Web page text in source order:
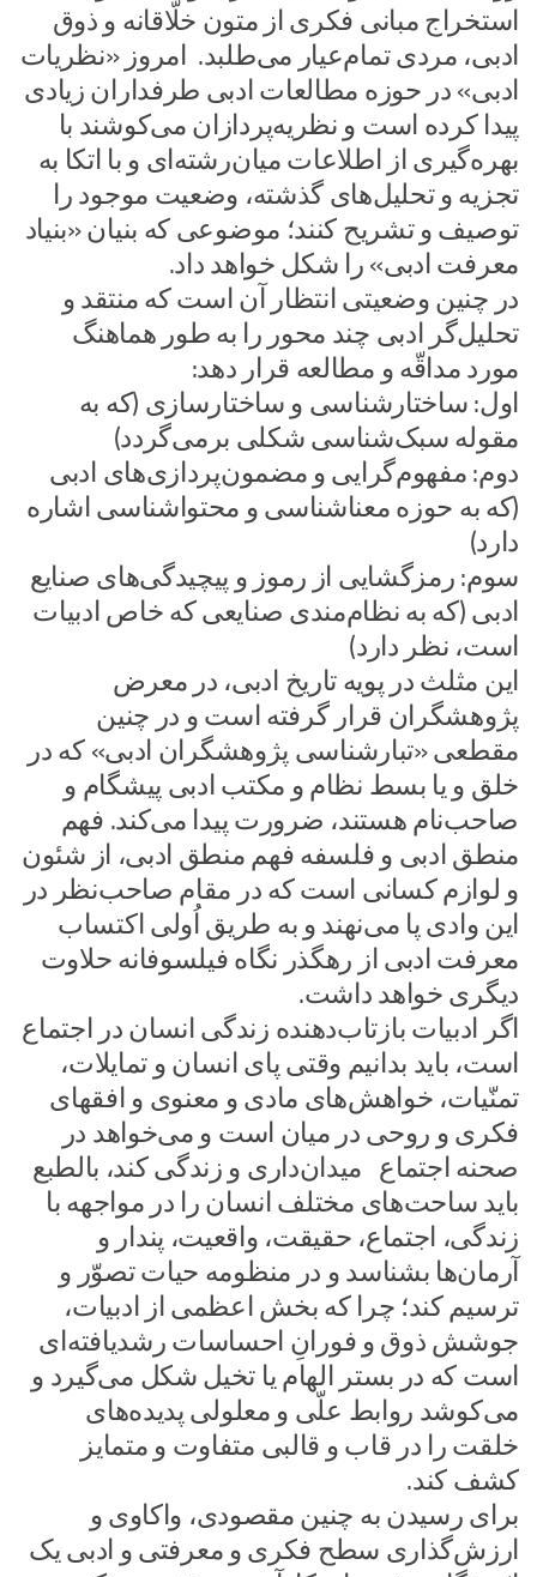
استخراج مبانی فکری از متون خلّاقانه و ذوق
ادبی، مردی تمام‌عیار می‌طلبد. امروز «نظریات
ادبی» در حوزه مطالعات ادبی طرفداران زیادی
پیدا کرده است و نظریه‌پردازان می‌کوشند با
بهره‌گیری از اطلاعات میان‌رشته‌ای و با اتکا به
تجزیه و تحلیل‌های گذشته، وضعیت موجود را
توصیف و تشریح کنند؛ موضوعی که بنیان «بنیاد
معرفت ادبی» را شکل خواهد داد.
در چنین وضعیتی انتظار آن است که منتقد و
تحلیل‌گر ادبی چند محور را به طور هماهنگ
مورد مداقّه و مطالعه قرار دهد:
اول: ساختارشناسی و ساختارسازی (که به
مقوله سبک‌شناسی شکلی برمی‌گردد)
دوم: مفهوم‌گرایی و مضمون‌پردازی‌های ادبی
(که به حوزه معناشناسی و محتواشناسی اشاره
دارد)
سوم: رمزگشایی از رموز و پیچیدگی‌های صنایع
ادبی (که به نظام‌مندی صنایعی که خاص ادبیات
است، نظر دارد)
این مثلث در پویه تاریخ ادبی، در معرض
پژوهشگران قرار گرفته است و در چنین
مقطعی «تبارشناسی پژوهشگران ادبی» که در
خلق و یا بسط نظام و مکتب ادبی پیشگام و
صاحب‌نام هستند، ضرورت پیدا می‌کند. فهم
منطق ادبی و فلسفه فهم منطق ادبی، از شئون
و لوازم کسانی است که در مقام صاحب‌نظر در
این وادی پا می‌نهند و به طریق اُولی اکتساب
معرفت ادبی از رهگذر نگاه فیلسوفانه حلاوت
دیگری خواهد داشت.
اگر ادبیات بازتاب‌دهنده زندگی انسان در اجتماع
است، باید بدانیم وقتی پای انسان و تمایلات،
تمنّیات، خواهش‌های مادی و معنوی و افقهای
فکری و روحی در میان است و می‌خواهد در
صحنه اجتماع میدان‌داری و زندگی کند، بالطبع
باید ساحت‌های مختلف انسان را در مواجهه با
زندگی، اجتماع، حقیقت، واقعیت، پندار و
آرمان‌ها بشناسد و در منظومه حیات تصوّر و
ترسیم کند؛ چرا که بخش اعظمی از ادبیات،
جوشش ذوق و فورانِ احساسات رشدیافته‌ای
است که در بستر الهام یا تخیل شکل می‌گیرد و
می‌کوشد روابط علّی و معلولی پدیده‌های
خلقت را در قاب و قالبی متفاوت و متمایز
کشف کند.
برای رسیدن به چنین مقصودی، واکاوی و
ارزش‌گذاری سطح فکری و معرفتی و ادبی یک